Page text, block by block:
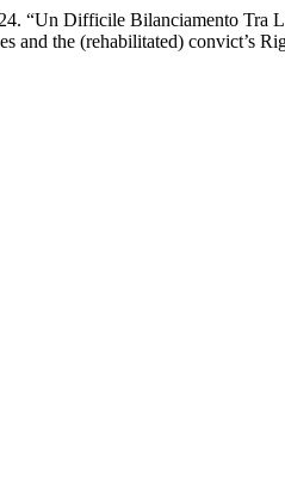
“Un Difficile Bilanciamento Tra
and the (rehabilitated) convict’s